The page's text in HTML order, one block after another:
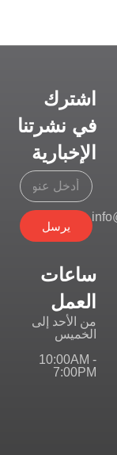
اشترك
في نشرتنا
الإخبارية
يرسل
ساعات
العمل
من الأحد إلى
الخميس
10:00AM -
7:00PM